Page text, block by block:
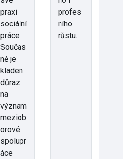
praxi
sociální
práce.
Součas
ně je
kladen
důraz
na
význam
meziob
orové
spolupr
áce
profes
ního
růstu.